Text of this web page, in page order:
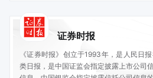
证券时报
《证券时报》创立于1993年，是人民日
类日报，是中国证监会指定披露上市公司